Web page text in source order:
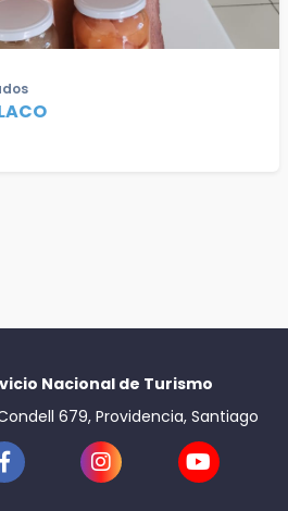
Nacional de Turismo
679, Providencia, Santiago